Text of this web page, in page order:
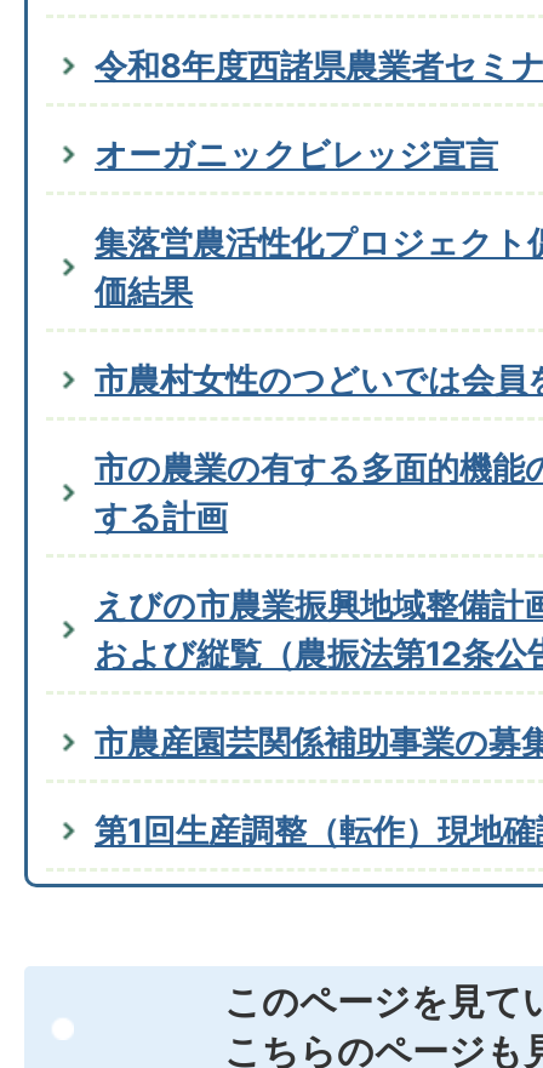
令和8年度西諸県農業者セミ
オーガニックビレッジ宣言
集落営農活性化プロジェクト
価結果
市農村女性のつどいでは会員
市の農業の有する多面的機能
する計画
えびの市農業振興地域整備計
および縦覧（農振法第12条公
市農産園芸関係補助事業の募
第1回生産調整（転作）現地
このページを見て
こちらのページも